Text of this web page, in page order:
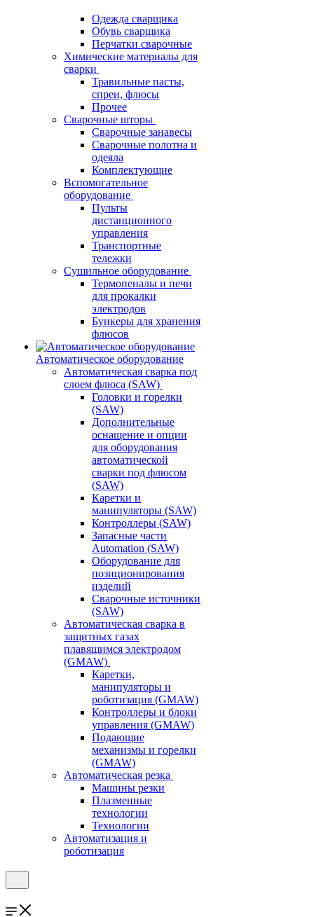
Одежда сварщика
Обувь сварщика
Перчатки сварочные
Химические материалы для
сварки
Травильные пасты,
спреи, флюсы
Прочее
Сварочные шторы
Сварочные занавесы
Сварочные полотна и
одеяла
Комплектующие
Вспомогательное
оборудование
Пульты
дистанционного
управления
Транспортные
тележки
Сушильное оборудование
Термопеналы и печи
для прокалки
электродов
Бункеры для хранения
флюсов
Автоматическое оборудование
Автоматическая сварка под
слоем флюса (SAW)
Головки и горелки
(SAW)
Дополнительные
оснащение и опции
для оборудования
автоматической
сварки под флюсом
(SAW)
Каретки и
манипуляторы (SAW)
Контроллеры (SAW)
Запасные части
Automation (SAW)
Оборудование для
позиционирования
изделий
Сварочные источники
(SAW)
Автоматическая сварка в
защитных газах
плавящимся электродом
(GMAW)
Каретки,
манипуляторы и
роботизация (GMAW)
Контроллеры и блоки
управления (GMAW)
Подающие
механизмы и горелки
(GMAW)
Автоматическая резка
Машины резки
Плазменные
технологии
Технологии
Автоматизация и
роботизация